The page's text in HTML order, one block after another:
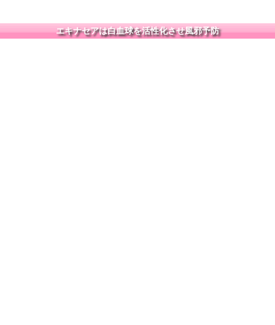
エキナセアは白血球を活性化させ風邪予防